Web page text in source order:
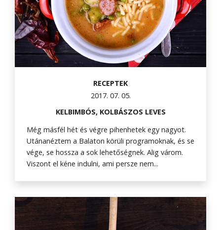
RECEPTEK
2017. 07. 05.
KELBIMBÓS, KOLBÁSZOS LEVES
Még másfél hét és végre pihenhetek egy nagyot.
Utánanéztem a Balaton körüli programoknak, és se
vége, se hossza a sok lehetőségnek. Alig várom.
Viszont el kéne indulni, ami persze nem...